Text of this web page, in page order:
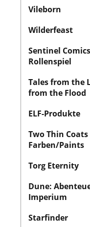
Vileborn
Wilderfeast
Sentinel
Rollenspiel
Tales from the
from the Flood
ELF-Produkte
Two Thin Coats
Farben/Paints
Torg Eternity
Dune:
Imperium
Starfinder